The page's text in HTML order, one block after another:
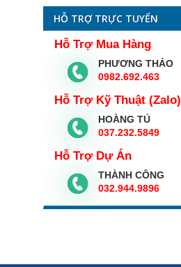
HỖ TRỢ TRỰC TUYẾN
Hỗ Trợ Mua Hàng
PHƯƠNG THẢO
0982.692.463
Hỗ Trợ Kỹ Thuật (Zalo)
HOÀNG TÚ
037.232.5849
Hỗ Trợ Dự Án
THÀNH CÔNG
032.944.9896